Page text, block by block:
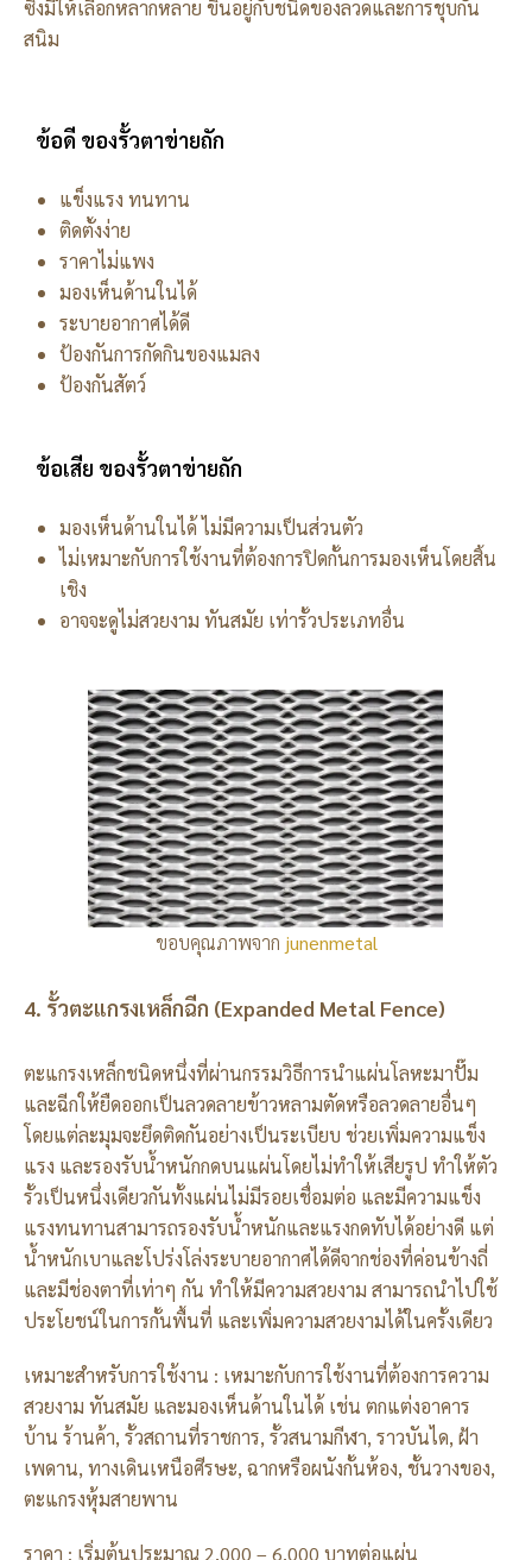
ซึ่งมีให้เลือกหลากหลาย ขึ้นอยู่กับชนิดของลวดและการชุบกัน
สนิม
ข้อดี ของรั้วตาข่ายถัก
แข็งแรง ทนทาน
ติดตั้งง่าย
ราคาไม่แพง
มองเห็นด้านในได้
ระบายอากาศได้ดี
ป้องกันการกัดกินของแมลง
ป้องกันสัตว์
ข้อเสีย ของรั้วตาข่ายถัก
มองเห็นด้านในได้ ไม่มีความเป็นส่วนตัว
ไม่เหมาะกับการใช้งานที่ต้องการปิดกั้นการมองเห็นโดยสิ้น
เชิง
อาจจะดูไม่สวยงาม ทันสมัย เท่ารั้วประเภทอื่น
ขอบคุณภาพจาก junenmetal
4. รั้วตะแกรงเหล็กฉีก (Expanded Metal Fence)
ตะแกรงเหล็กชนิดหนึ่งที่ผ่านกรรมวิธีการนำแผ่นโลหะมาปั๊ม
และฉีกให้ยืดออกเป็นลวดลายข้าวหลามตัดหรือลวดลายอื่นๆ
โดยแต่ละมุมจะยึดติดกันอย่างเป็นระเบียบ ช่วยเพิ่มความแข็ง
แรง และรองรับน้ำหนักกดบนแผ่นโดยไม่ทำให้เสียรูป ทำให้ตัว
รั้วเป็นหนึ่งเดียวกันทั้งแผ่นไม่มีรอยเชื่อมต่อ และมีความแข็ง
แรงทนทานสามารถรองรับน้ำหนักและแรงกดทับได้อย่างดี แต่
น้ำหนักเบาและโปร่งโล่งระบายอากาศได้ดีจากช่องที่ค่อนข้างถี่
และมีช่องตาที่เท่าๆ กัน ทำให้มีความสวยงาม สามารถนำไปใช้
ประโยชน์ในการกั้นพื้นที่ และเพิ่มความสวยงามได้ในครั้งเดียว
เหมาะสำหรับการใช้งาน : เหมาะกับการใช้งานที่ต้องการความ
สวยงาม ทันสมัย และมองเห็นด้านในได้ เช่น ตกแต่งอาคาร
บ้าน ร้านค้า, รั้วสถานที่ราชการ, รั้วสนามกีฬา, ราวบันได, ฝ้า
เพดาน, ทางเดินเหนือศีรษะ, ฉากหรือผนังกั้นห้อง, ชั้นวางของ,
ตะแกรงหุ้มสายพาน
ราคา : เริ่มต้นประมาณ 2,000 – 6,000 บาทต่อแผ่น